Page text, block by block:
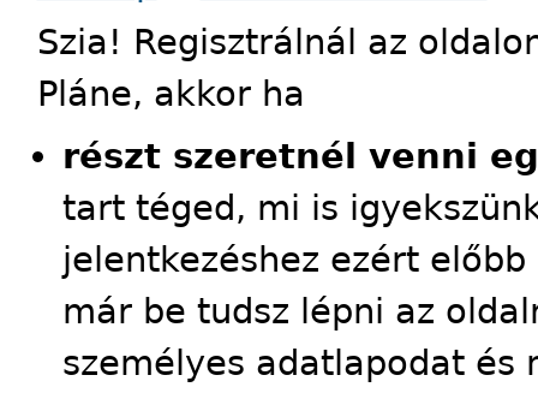
Szia! Regisztrálnál az
Pláne, akkor ha
részt szeretnél venni
tart téged, mi is
jelentkezéshez ezért
már be tudsz lépni az
személyes adatlapodat és